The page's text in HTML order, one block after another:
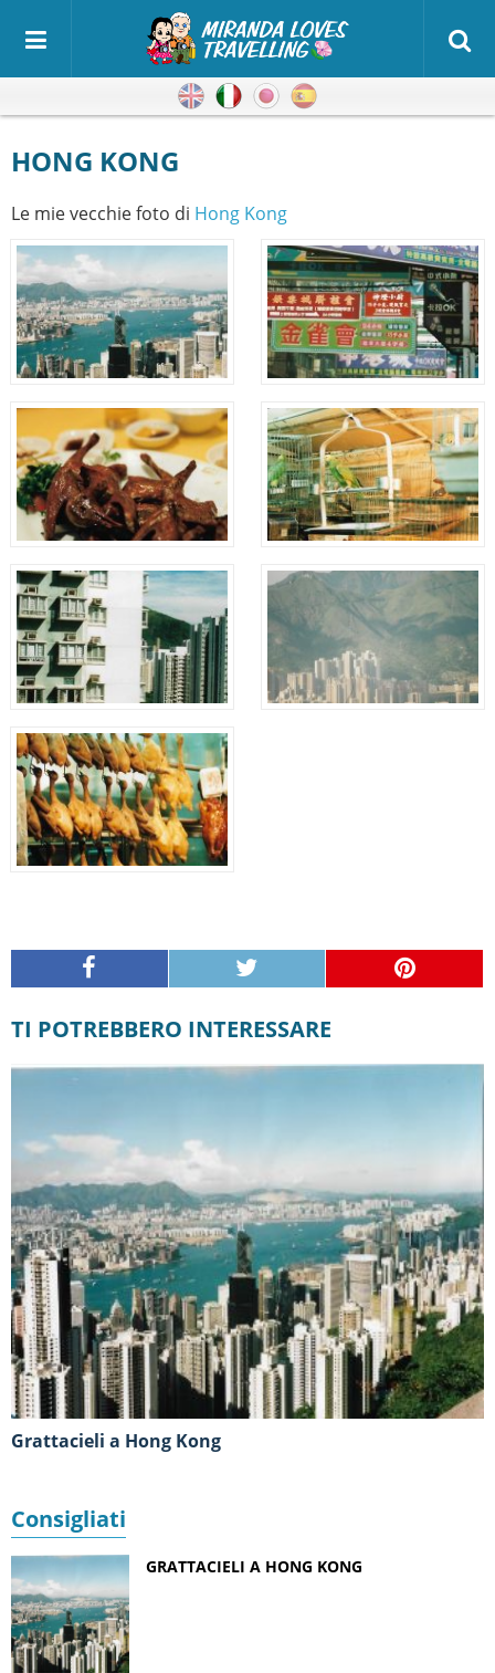
IngleseItalianoGiapponese
HONG KONG
Le mie vecchie foto di Hong Kong
TI POTREBBERO INTERESSARE
Grattacieli a Hong Kong
Consigliati
GRATTACIELI A HONG KONG